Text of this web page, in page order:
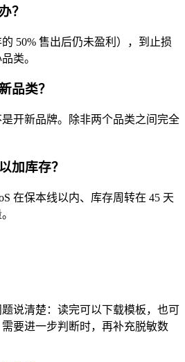
？
50% 售出后仍未盈利），到止损
类。
品类？
开新品牌。除非两个品类之间完全
加库存？
在保本线以内、库存周转在 45 天
说清楚：读完可以下载模板，也可
要进一步判断时，再补充脱敏数